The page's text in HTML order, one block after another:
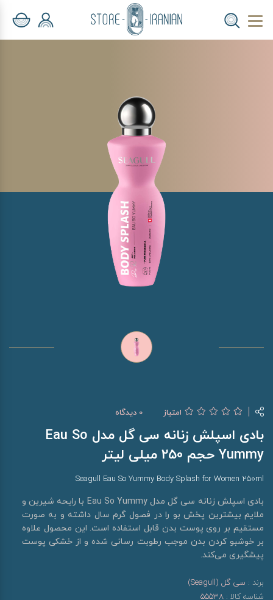
امتیاز 0 دیدگاه
بادی اسپلش زنانه سی گل مدل Eau So
Yummy حجم 250 میلی لیتر
Seagull Eau So Yummy Body Splash for Women 250ml
بادی اسپلش زنانه سی گل مدل Eau So Yummy با رایحه شیرین و
ملایم بیشترین پخش بو را در فصول گرم سال داشته و به صورت
مستقیم بر روی پوست بدن قابل استفاده است. این محصول علاوه
بر خوشبو کردن بدن موجب رطوبت رسانی شده و از خشکی پوست
پیشگیری می‌کند.
برند : سی گل (Seagull)
شناسه کالا : 55538